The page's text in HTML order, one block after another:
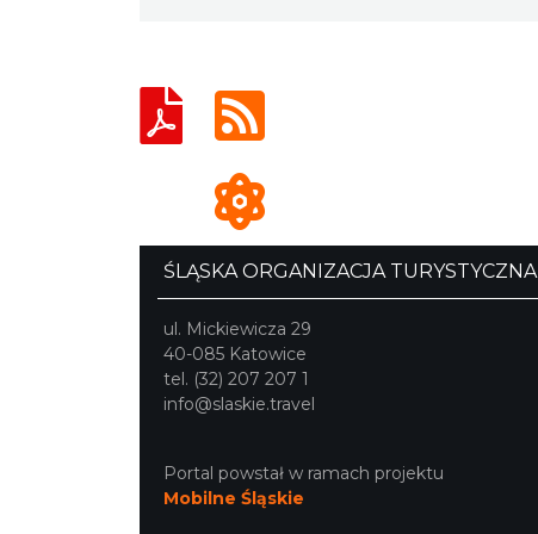
ŚLĄSKA ORGANIZACJA TURYSTYCZNA
ul. Mickiewicza 29
40-085 Katowice
tel. (32) 207 207 1
info@slaskie.travel
Portal powstał w ramach projektu
Mobilne Śląskie